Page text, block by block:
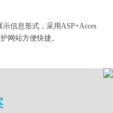
信息形式，采用ASP+Acces
网站方便快捷。